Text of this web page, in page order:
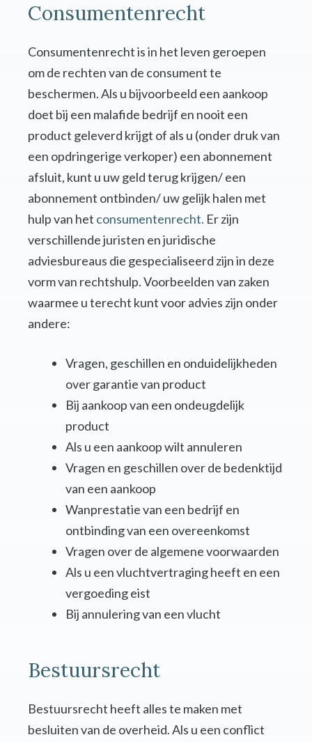
Consumentenrecht
Consumentenrecht is in het leven geroepen
om de rechten van de consument te
beschermen. Als u bijvoorbeeld een aankoop
doet bij een malafide bedrijf en nooit een
product geleverd krijgt of als u (onder druk van
een opdringerige verkoper) een abonnement
afsluit, kunt u uw geld terug krijgen/ een
abonnement ontbinden/ uw gelijk halen met
hulp van het consumentenrecht. Er zijn
verschillende juristen en juridische
adviesbureaus die gespecialiseerd zijn in deze
vorm van rechtshulp. Voorbeelden van zaken
waarmee u terecht kunt voor advies zijn onder
andere:
Vragen, geschillen en onduidelijkheden
over garantie van product
Bij aankoop van een ondeugdelijk
product
Als u een aankoop wilt annuleren
Vragen en geschillen over de bedenktijd
van een aankoop
Wanprestatie van een bedrijf en
ontbinding van een overeenkomst
Vragen over de algemene voorwaarden
Als u een vluchtvertraging heeft en een
vergoeding eist
Bij annulering van een vlucht
Bestuursrecht
Bestuursrecht heeft alles te maken met
besluiten van de overheid. Als u een conflict